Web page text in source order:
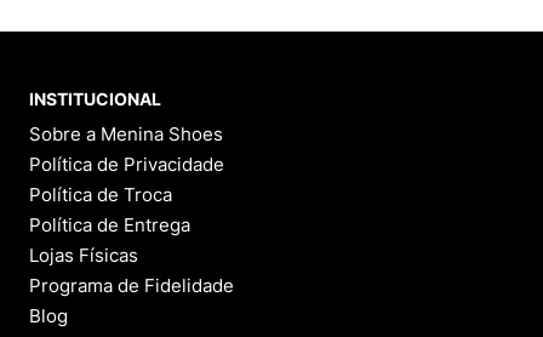
INSTITUCIONAL
Sobre a Menina Shoes
Política de Privacidade
Política de Troca
Política de Entrega
Lojas Físicas
Programa de Fidelidade
Blog